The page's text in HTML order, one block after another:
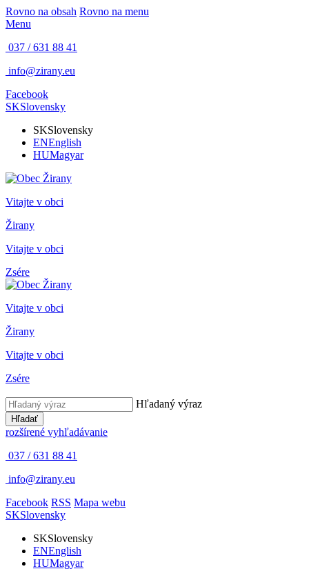
Rovno na obsah Rovno na menu
Menu
037 / 631 88 41
info@zirany.eu
Facebook
SKSlovensky
SKSlovensky
ENEnglish
HUMagyar
Vitajte v obci
Žirany
Vitajte v obci
Zsére
Vitajte v obci
Žirany
Vitajte v obci
Zsére
Hľadaný výraz
Hľadať
rozšírené vyhľadávanie
037 / 631 88 41
info@zirany.eu
Facebook RSS Mapa webu
SKSlovensky
SKSlovensky
ENEnglish
HUMagyar